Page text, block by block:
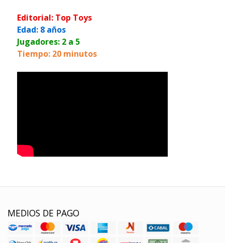
Editorial: Top Toys
Edad: 8 años
Jugadores: 2 a 5
Tiempo: 20 minutos
MEDIOS DE PAGO